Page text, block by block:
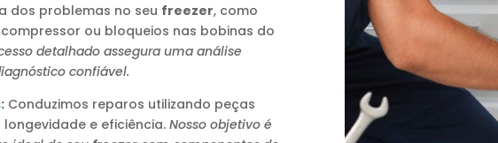
dos problemas no seu freezer, como
ou bloqueios nas bobinas do
detalhado assegura uma análise
confiável.
: Conduzimos reparos utilizando peças
e eficiência.Nosso objetivo é